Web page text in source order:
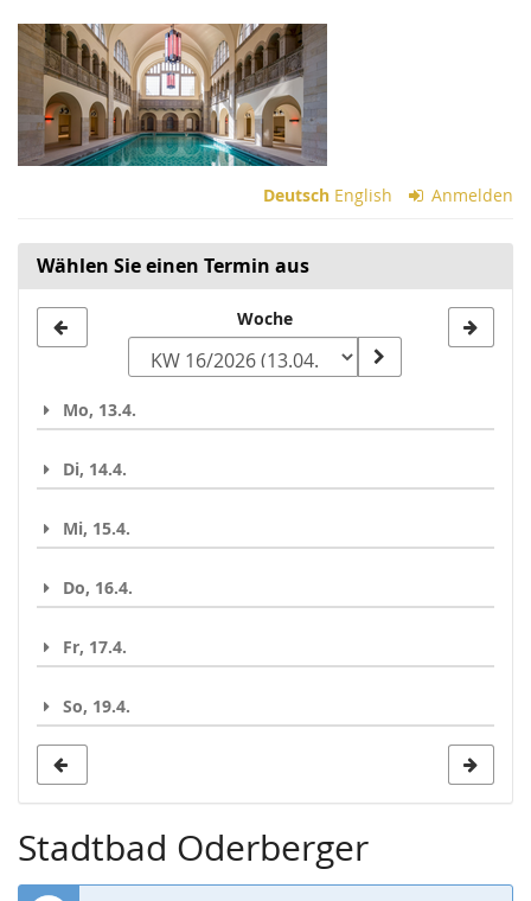
Zum
Haupt-
Inhalt
springen
Deutsch English Anmelden
Wählen Sie einen Termin aus
zur
auswählen
Woche
Mo, 13.4.
Di, 14.4.
Mi, 15.4.
Do, 16.4.
Fr, 17.4.
So, 19.4.
Stadtbad Oderberger